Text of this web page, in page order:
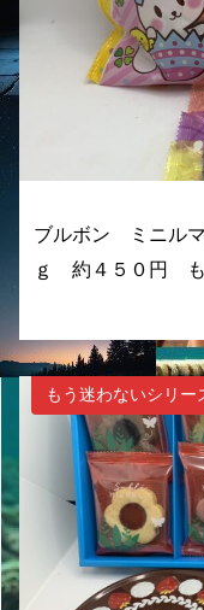
ブルボン ミニル
ｇ 約４５０円 も
もう迷わないシリ